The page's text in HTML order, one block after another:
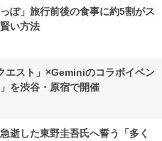
ぽ」旅行前後の食事に約5割がス
い方法
エスト」×Geminiのコラボイベン
を渋谷・原宿で開催
逝した東野圭吾氏へ誓う「多く